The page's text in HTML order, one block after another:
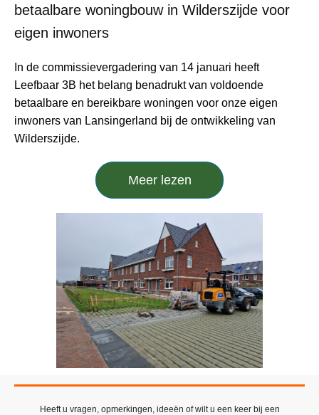
betaalbare woningbouw in Wilderszijde voor
eigen inwoners
In de commissievergadering van 14 januari heeft
Leefbaar 3B het belang benadrukt van voldoende
betaalbare en bereikbare woningen voor onze eigen
inwoners van Lansingerland bij de ontwikkeling van
Wilderszijde.
Meer lezen
Heeft u vragen, opmerkingen, ideeën of wilt u een keer bij een